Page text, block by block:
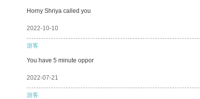
Horny Shriya called you
2022-10-10
游客
You have 5 minute oppor
2022-07-21
游客